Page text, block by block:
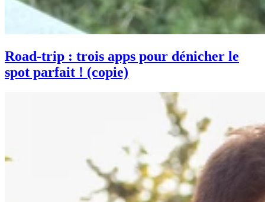
Road-trip : trois apps pour dénicher le
spot parfait ! (copie)